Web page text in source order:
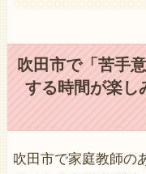
吹田市で「苦手
する時間が楽し
吹田市で家庭教師の